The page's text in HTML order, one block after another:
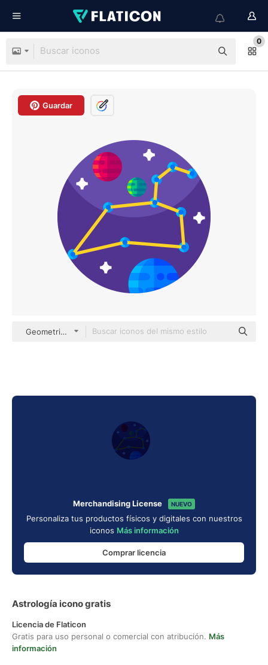
0
Guardar
Geometric Flat Circular Flat
Merchandising License NUEVO
Personaliza tus productos físicos y digitales con nuestros
iconos Más información
Comprar licencia
Astrología icono gratis
Licencia de Flaticon
Gratis para uso personal o comercial con atribución. Más
información